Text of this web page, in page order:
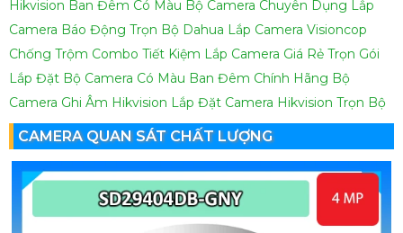
Hikvision Ban Đêm Có Màu Bộ Camera Chuyên Dụng Lắp
Camera Báo Động Trọn Bộ Dahua Lắp Camera Visioncop
Chống Trộm Combo Tiết Kiệm Lắp Camera Giá Rẻ Trọn Gói
Lắp Đặt Bộ Camera Có Màu Ban Đêm Chính Hãng Bộ
Camera Ghi Âm Hikvision Lắp Đặt Camera Hikvision Trọn Bộ
CAMERA QUAN SÁT CHẤT LƯỢNG